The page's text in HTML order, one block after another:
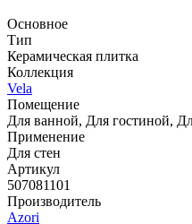
Основное
Тип
Керамическая плитка
Коллекция
Vela
Помещение
Для ванной, Для гостиной,
Применение
Для стен
Артикул
507081101
Производитель
Azori